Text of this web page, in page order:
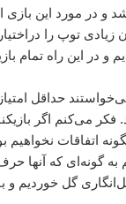
در مورد این بازی
توپ را
و در این راه تمام
حداقل امتیاز
فکر می‌کنم اگر
اتفاقات نخواهیم
به گونه‌ای که آنها
گل خوردیم و